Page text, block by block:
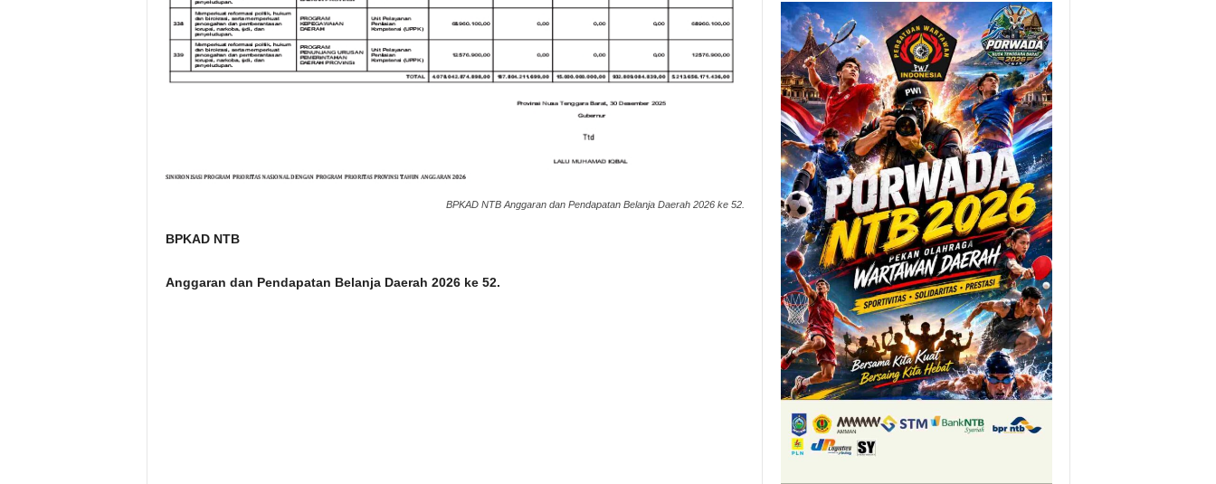
BPKAD NTB Anggaran dan Pendapatan Belanja Daerah 2026 ke 52.
BPKAD NTB
Anggaran dan Pendapatan Belanja Daerah 2026 ke 52.